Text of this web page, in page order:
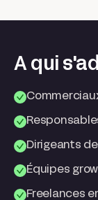
A qui
Dirigeants de
Équipes
Freelances